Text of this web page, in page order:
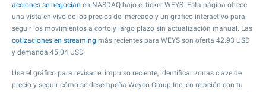
acciones se negocian en NASDAQ bajo el ticker WEYS. Esta página ofrece
una vista en vivo de los precios del mercado y un gráfico interactivo para
seguir los movimientos a corto y largo plazo sin actualización manual. Las
cotizaciones en streaming más recientes para WEYS son oferta 42.93 USD
y demanda 45.04 USD.
Usa el gráfico para revisar el impulso reciente, identificar zonas clave de
precio y seguir cómo se desempeña Weyco Group Inc. en relación con tu